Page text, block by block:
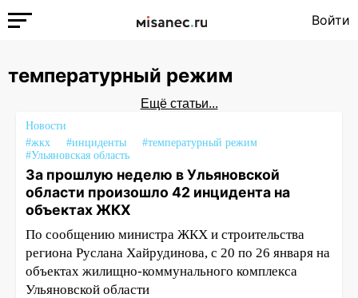
Войти
температурный режим
Ещё статьи...
Новости
#жкх
#инциденты
#температурный режим
#Ульяновская область
За прошлую неделю в Ульяновской
области произошло 42 инцидента на
объектах ЖКХ
По сообщению министра ЖКХ и строительства
региона Руслана Хайрудинова, с 20 по 26 января на
объектах жилищно-коммунального комплекса
Ульяновской области